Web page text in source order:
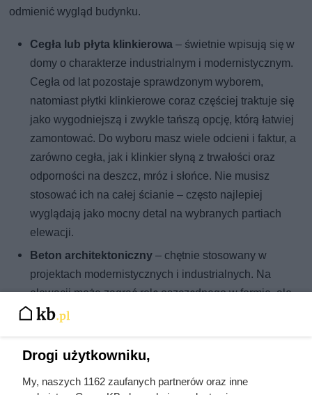
odmienić wygląd budynku.
Cegła lub płyta klinkierowa – świetnie wpisują się w
domy o charakterze industrialnym i modernistycznym.
Cegła od lat pozostaje sprawdzonym wyborem,
natomiast płytki klinkierowe coraz częściej traktuje się
jako wygodniejszą i zwykle tańszą opcję, którą łatwiej
zamontować. Do wyboru masz wiele odcieni i faktur, a
zarówno cegła, jak i klinkier słyną z trwałości oraz
odporności na deszcz, mróz i słońce. Nie musisz
stosować ich na całej ścianie – często najlepiej
wyglądają jako mocny detal na wybranych partiach
elewacji.
Beton architektoniczny – chętnie stosowany w
projektach modernistycznych i industrialnych. Na
elewacji może zagrać rolę oszczędnego w formie, ale
bardzo wyrazistego akcentu, który dodaje bryle
mechaniczne i dobrze znoszący zmienną pogodę.
magazynami, dziś coraz śmielej wchodzi na elewacje
Drogi użytkowniku,
My, naszych 1162 zaufanych partnerów oraz inne